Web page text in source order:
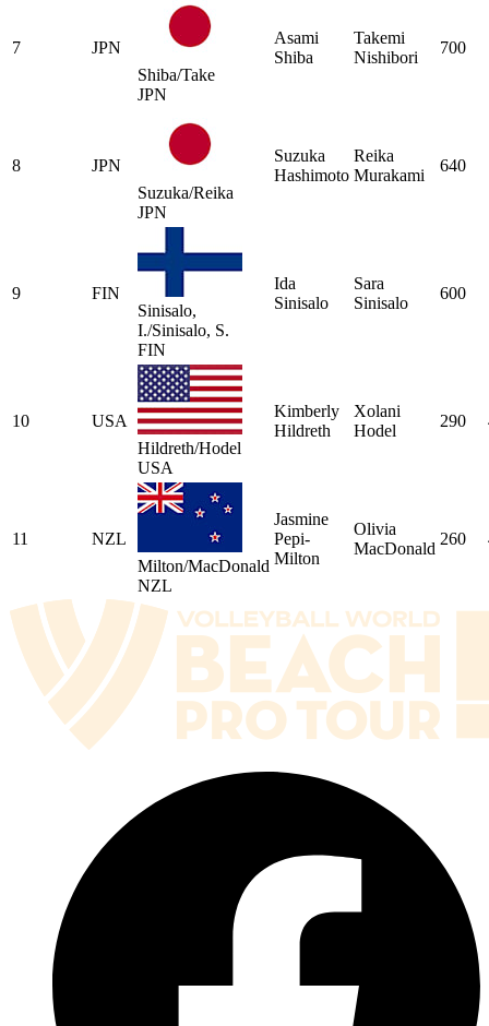
7
JPN
Shiba/Take
JPN
Asami
Shiba
Takemi
Nishibori
700
8
JPN
Suzuka/Reika
JPN
Suzuka
Hashimoto
Reika
Murakami
640
9
FIN
Sinisalo,
I./Sinisalo, S.
FIN
Ida
Sinisalo
Sara
Sinisalo
600
10
USA
Hildreth/Hodel
USA
Kimberly
Hildreth
Xolani
Hodel
290
11
NZL
Milton/MacDonald
NZL
Jasmine
Pepi-
Milton
Olivia
MacDonald
260